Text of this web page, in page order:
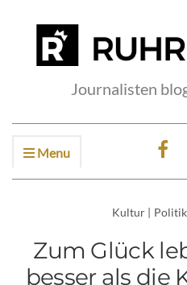
Journalisten
Menu
Kultur | Politik
Zum Glück
besser als die